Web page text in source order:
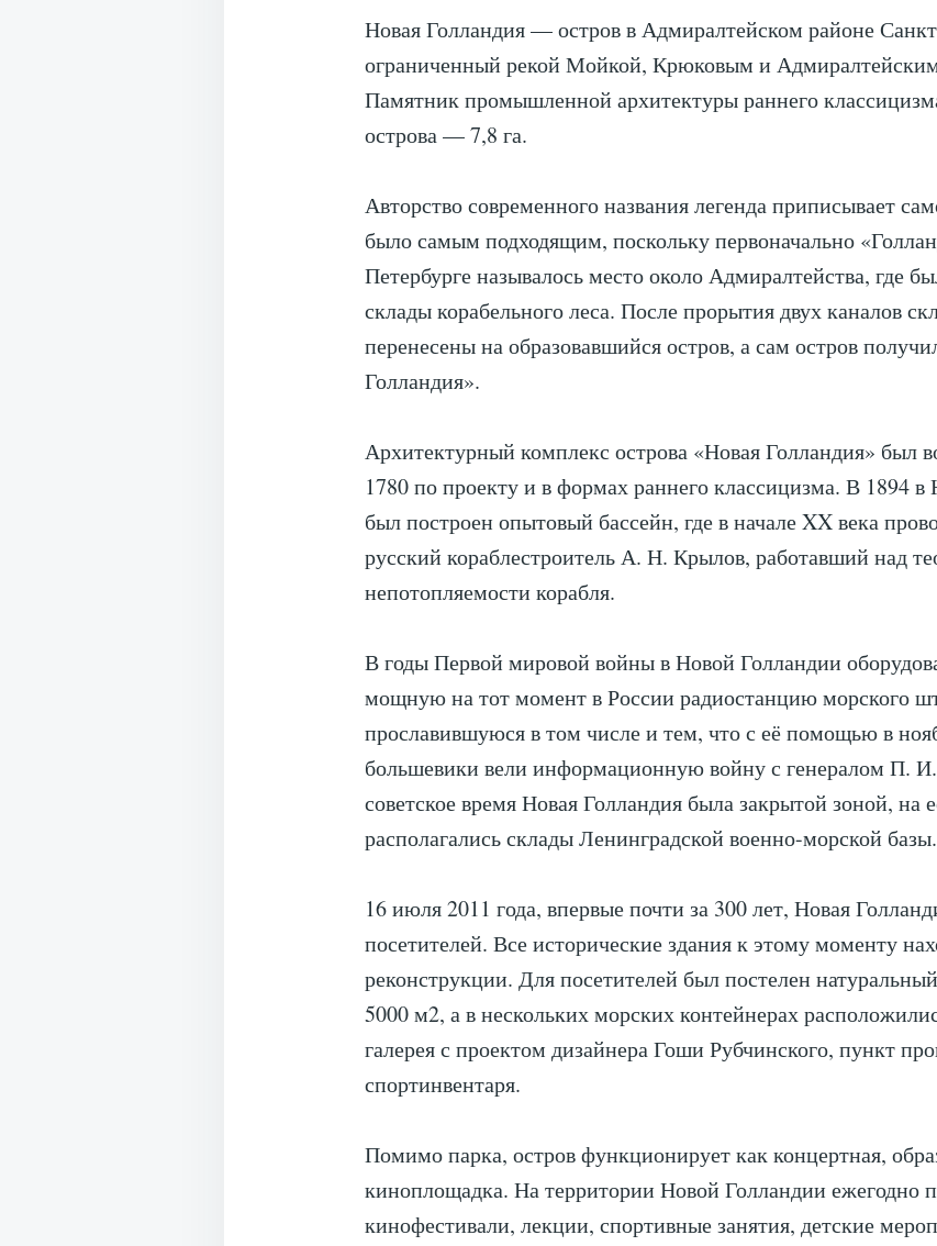
Новая Голландия — остров в Адмиралтейском районе
ограниченный рекой Мойкой, Крюковым и
Памятник промышленной архитектуры раннего
острова — 7,8 га.
Авторство современного названия легенда приписывает
было самым подходящим, поскольку первоначально
Петербурге называлось место около Адмиралтейства, где
склады корабельного леса. После прорытия двух каналов
перенесены на образовавшийся остров, а сам остров
Голландия».
Архитектурный комплекс острова «Новая Голландия» был
1780 по проекту и в формах раннего классицизма. В 1894
был построен опытовый бассейн, где в начале XX века
русский кораблестроитель А. Н. Крылов, работавший над
непотопляемости корабля.
В годы Первой мировой войны в Новой Голландии
мощную на тот момент в России радиостанцию морского
прославившуюся в том числе и тем, что с её помощью в
большевики вели информационную войну с генералом П.
советское время Новая Голландия была закрытой зоной, на
располагались склады Ленинградской военно-морской базы.
16 июля 2011 года, впервые почти за 300 лет, Новая
посетителей. Все исторические здания к этому моменту
реконструкции. Для посетителей был постелен
5000 м2, а в нескольких морских контейнерах
галерея с проектом дизайнера Гоши Рубчинского, пункт
спортинвентаря.
Помимо парка, остров функционирует как концертная,
киноплощадка. На территории Новой Голландии ежегодно
кинофестивали, лекции, спортивные занятия, детские